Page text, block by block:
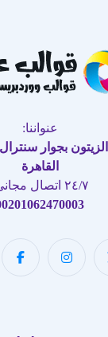
عنواننا:
الزيتون بجوار
القاهرة
٢٤/٧ اتصال مجاني: